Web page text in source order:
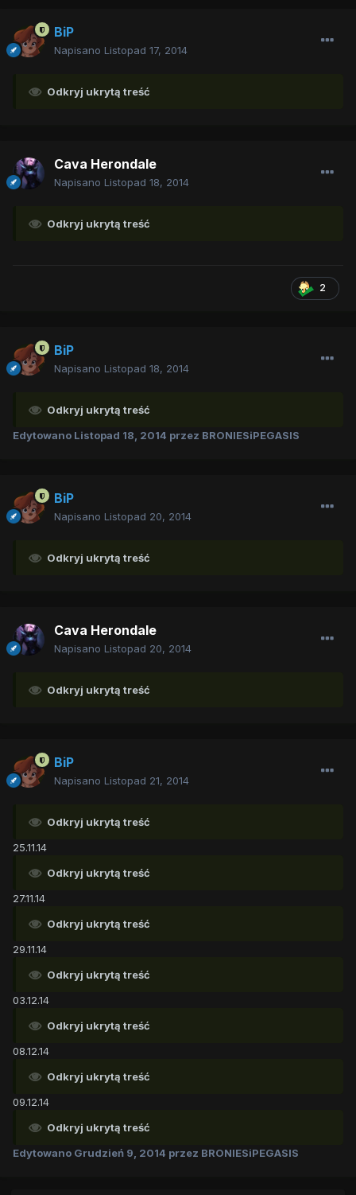
BiP
Napisano Listopad 17, 2014
Odkryj ukrytą treść
Cava Herondale
Napisano Listopad 18, 2014
Odkryj ukrytą treść
2
BiP
Napisano Listopad 18, 2014
Odkryj ukrytą treść
Edytowano Listopad 18, 2014 przez BRONIESiPEGASIS
BiP
Napisano Listopad 20, 2014
Odkryj ukrytą treść
Cava Herondale
Napisano Listopad 20, 2014
Odkryj ukrytą treść
BiP
Napisano Listopad 21, 2014
Odkryj ukrytą treść
25.11.14
Odkryj ukrytą treść
27.11.14
Odkryj ukrytą treść
29.11.14
Odkryj ukrytą treść
03.12.14
Odkryj ukrytą treść
08.12.14
Odkryj ukrytą treść
09.12.14
Odkryj ukrytą treść
Edytowano Grudzień 9, 2014 przez BRONIESiPEGASIS